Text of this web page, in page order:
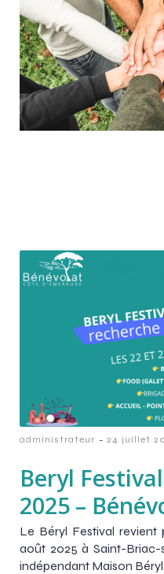
administrateur - 24 juillet
Beryl
2025 –
Le Béryl Festival revient
août 2025 à Saint-Briac-
indépendant Maison